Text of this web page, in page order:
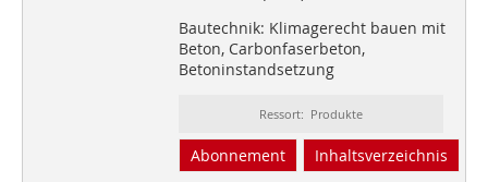
Bautechnik: Klimagerecht bauen mit
Beton, Carbonfaserbeton,
Betoninstandsetzung
Ressort: Produkte
Abonnement Inhaltsverzeichnis